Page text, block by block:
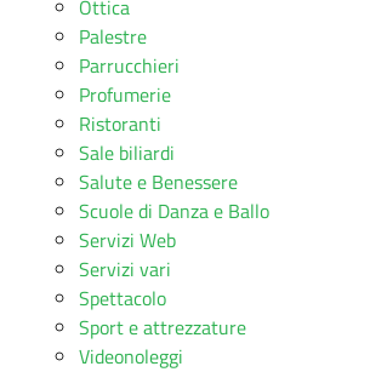
Ottica
Palestre
Parrucchieri
Profumerie
Ristoranti
Sale biliardi
Salute e Benessere
Scuole di Danza e Ballo
Servizi Web
Servizi vari
Spettacolo
Sport e attrezzature
Videonoleggi